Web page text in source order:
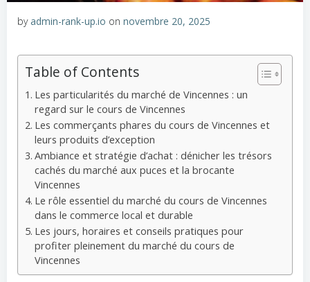
byadmin-rank-up.io on novembre 20, 2025
Table of Contents
Les particularités du marché de Vincennes : un
regard sur le cours de Vincennes
Les commerçants phares du cours de Vincennes et
leurs produits d’exception
Ambiance et stratégie d’achat : dénicher les trésors
cachés du marché aux puces et la brocante
Vincennes
Le rôle essentiel du marché du cours de Vincennes
dans le commerce local et durable
Les jours, horaires et conseils pratiques pour
profiter pleinement du marché du cours de
Vincennes